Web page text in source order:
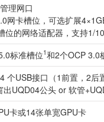
理网口
网卡槽位，可选扩展
位的网络适配器，支持1/
标准槽位1和2个OCP 3.0
个USB接口（1前置，2
出UQD04公头 or 软管
卡或14张单宽GPU卡